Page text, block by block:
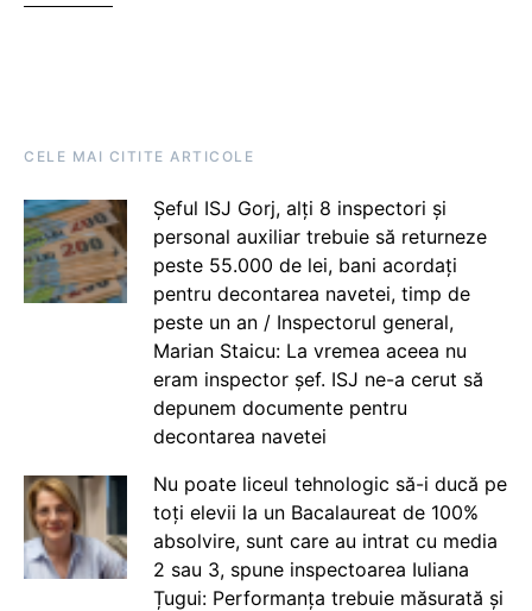
CELE MAI CITITE ARTICOLE
Șeful ISJ Gorj, alți 8 inspectori și
personal auxiliar trebuie să returneze
peste 55.000 de lei, bani acordați
pentru decontarea navetei, timp de
peste un an / Inspectorul general,
Marian Staicu: La vremea aceea nu
eram inspector șef. ISJ ne-a cerut să
depunem documente pentru
decontarea navetei
Nu poate liceul tehnologic să-i ducă pe
toți elevii la un Bacalaureat de 100%
absolvire, sunt care au intrat cu media
2 sau 3, spune inspectoarea Iuliana
Țugui: Performanța trebuie măsurată și